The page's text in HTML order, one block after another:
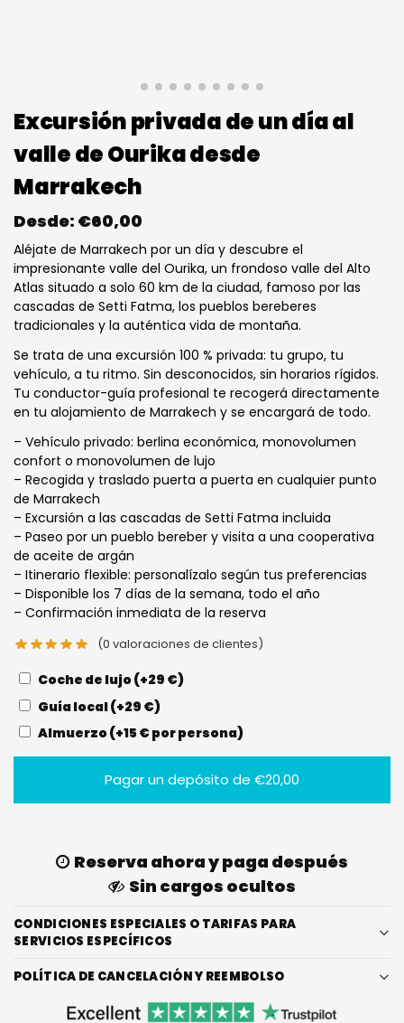
Excursión privada de un día al
valle de Ourika desde
Marrakech
Desde: €60,00
Aléjate de Marrakech por un día y descubre el
impresionante valle del Ourika, un frondoso valle del Alto
Atlas situado a solo 60 km de la ciudad, famoso por las
cascadas de Setti Fatma, los pueblos bereberes
tradicionales y la auténtica vida de montaña.
Se trata de una excursión 100 % privada: tu grupo, tu
vehículo, a tu ritmo. Sin desconocidos, sin horarios rígidos.
Tu conductor-guía profesional te recogerá directamente
en tu alojamiento de Marrakech y se encargará de todo.
– Vehículo privado: berlina económica, monovolumen
confort o monovolumen de lujo
– Recogida y traslado puerta a puerta en cualquier punto
de Marrakech
– Excursión a las cascadas de Setti Fatma incluida
– Paseo por un pueblo bereber y visita a una cooperativa
de aceite de argán
– Itinerario flexible: personalízalo según tus preferencias
– Disponible los 7 días de la semana, todo el año
– Confirmación inmediata de la reserva
(0 valoraciones de clientes)
Coche de lujo (+29 €)
Guía local (+29 €)
Almuerzo (+15 € por persona)
Pagar un depósito de €20,00
Reserva ahora y paga después
Sin cargos ocultos
CONDICIONES ESPECIALES O TARIFAS PARA
SERVICIOS ESPECÍFICOS
POLÍTICA DE CANCELACIÓN Y REEMBOLSO